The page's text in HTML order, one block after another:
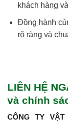
khách hàng
Đồng hành
rõ ràng và
LIÊN HỆ
và chính
CÔNG TY VẬT